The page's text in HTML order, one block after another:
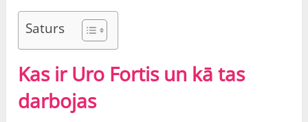
Saturs
Kas ir Uro Fortis un kā tas
darbojas